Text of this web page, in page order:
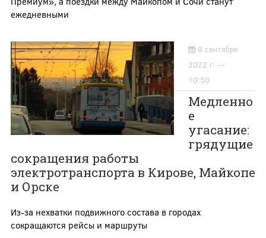
ежедневными
9 сентября
2022 г. —
10:50
Медленно
е
угасание:
грядущие
сокращения работы
электротранспорта в Кирове, Майкопе
и Орске
Из-за нехватки подвижного состава в городах
сокращаются рейсы и маршруты